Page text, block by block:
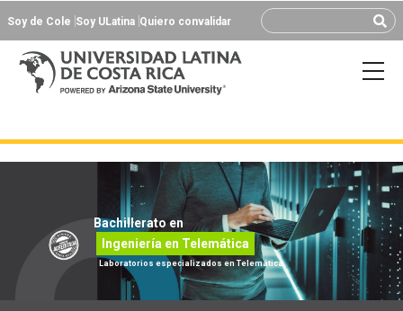
Soy de Cole Soy ULatina Quiero convalidar
Bachillerato en
Ingeniería en Telemática
Laboratorios especializados en Telemática